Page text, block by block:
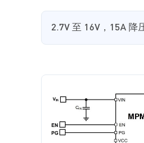
2.7V 至 16V，15A 降